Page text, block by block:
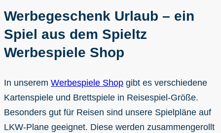
Werbegeschenk Urlaub – ein
Spiel aus dem Spieltz
Werbespiele Shop
In unserem Werbespiele Shop gibt es verschiedene
Kartenspiele und Brettspiele in Reisespiel-Größe.
Besonders gut für Reisen sind unsere Spielpläne auf
LKW-Plane geeignet. Diese werden zusammengerollt